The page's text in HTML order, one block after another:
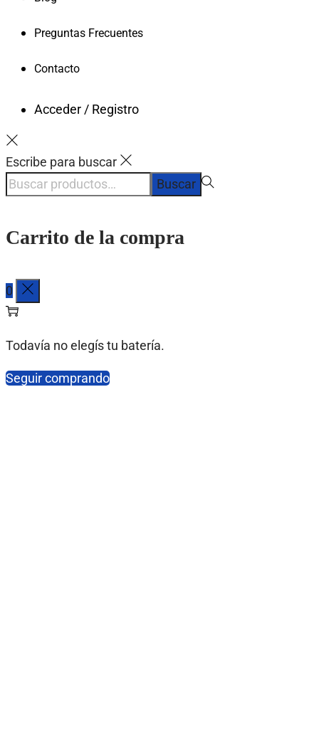
Preguntas Frecuentes
Contacto
Acceder / Registro
Escribe para buscar
Búsqueda
para:>
Buscar
Carrito de la compra
0
Todavía no elegís tu batería.
Seguir comprando